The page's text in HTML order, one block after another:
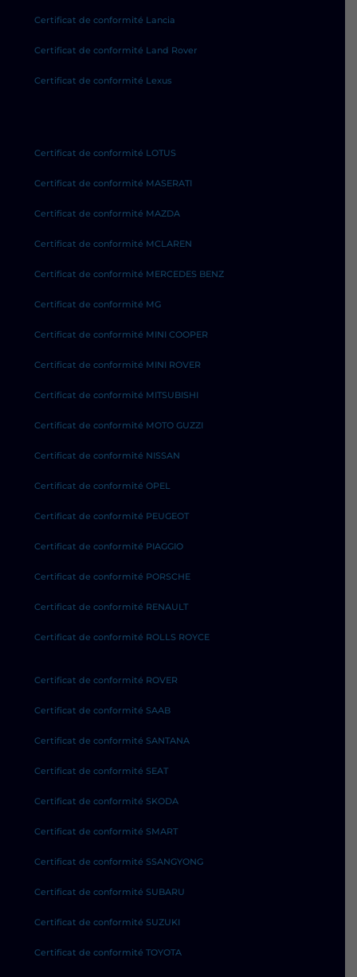
Certificat de conformité Lancia
Certificat de conformité Land Rover
Certificat de conformité Lexus
Certificat de conformité LOTUS
Certificat de conformité MASERATI
Certificat de conformité MAZDA
Certificat de conformité MCLAREN
Certificat de conformité MERCEDES BENZ
Certificat de conformité MG
Certificat de conformité MINI COOPER
Certificat de conformité MINI ROVER
Certificat de conformité MITSUBISHI
Certificat de conformité MOTO GUZZI
Certificat de conformité NISSAN
Certificat de conformité OPEL
Certificat de conformité PEUGEOT
Certificat de conformité PIAGGIO
Certificat de conformité PORSCHE
Certificat de conformité RENAULT
Certificat de conformité ROLLS ROYCE
Certificat de conformité ROVER
Certificat de conformité SAAB
Certificat de conformité SANTANA
Certificat de conformité SEAT
Certificat de conformité SKODA
Certificat de conformité SMART
Certificat de conformité SSANGYONG
Certificat de conformité SUBARU
Certificat de conformité SUZUKI
Certificat de conformité TOYOTA